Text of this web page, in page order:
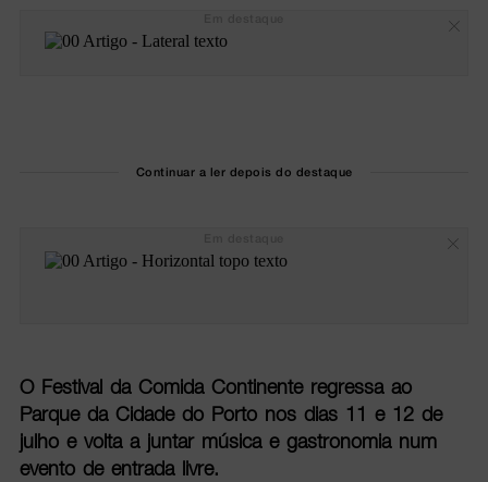
Continuar a ler depois do destaque
O Festival da Comida Continente regressa ao
Parque da Cidade do Porto nos dias 11 e 12 de
julho e volta a juntar música e gastronomia num
evento de entrada livre.